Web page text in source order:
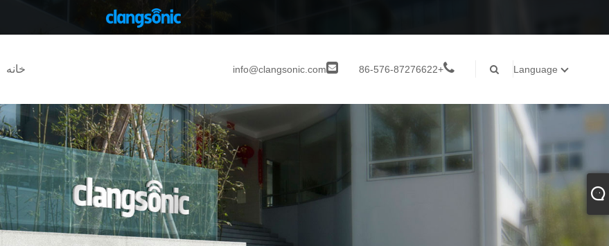
خانه info@clangsonic.com +86-576-87276622 Language